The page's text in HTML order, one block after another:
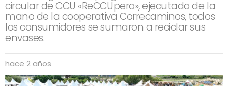
circular de CCU «ReCCUpero», ejecutado de la
mano de la cooperativa Correcaminos, todos
los consumidores se sumaron a reciclar sus
envases.
hace 2 años